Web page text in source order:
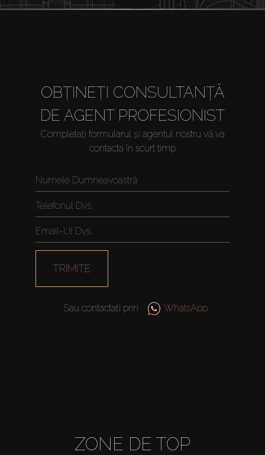
Agenți
About Us
OBȚINEȚI CONSULTANȚĂ
DE AGENT PROFESIONIST
Completați formularul și agentul nostru vă va
contacta în scurt timp
TRIMITE
Sau contactați prin WhatsApp
ZONE DE TOP